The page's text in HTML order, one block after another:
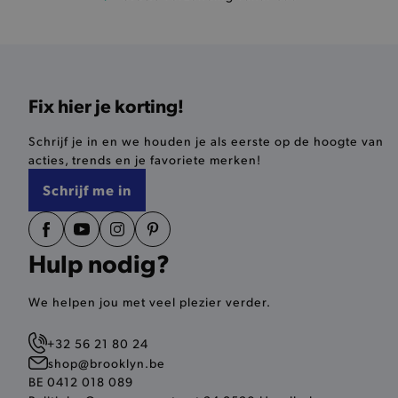
Fix hier je korting!
Schrijf je in en we houden je als eerste op de hoogte van
acties, trends en je favoriete merken!
Schrijf me in
Hulp nodig?
We helpen jou met veel plezier verder.
+32 56 21 80 24
shop@brooklyn.be
BE 0412 018 089
pickupAddress